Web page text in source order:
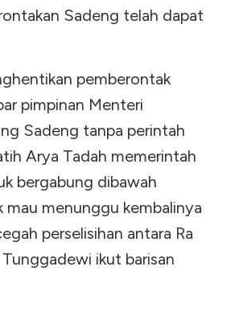
Sadeng telah dapat
pemberontak
pimpinan Menteri
Sadeng tanpa perintah
Arya Tadah memerintah
bergabung dibawah
mau menunggu kembalinya
perselisihan antara Ra
ikut barisan